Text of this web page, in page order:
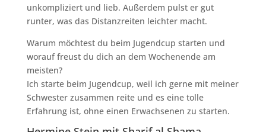
unkompliziert und lieb. Außerdem pulst er gut
runter, was das Distanzreiten leichter macht.
Warum möchtest du beim Jugendcup starten und
worauf freust du dich an dem Wochenende am
meisten?
Ich starte beim Jugendcup, weil ich gerne mit meiner
Schwester zusammen reite und es eine tolle
Erfahrung ist, ohne einen Erwachsenen zu starten.